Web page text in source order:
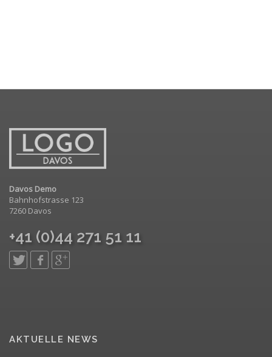
Davos Demo
Bahnhofstrasse 123
7260 Davos
+41 (0)44 271 51 11
AKTUELLE NEWS